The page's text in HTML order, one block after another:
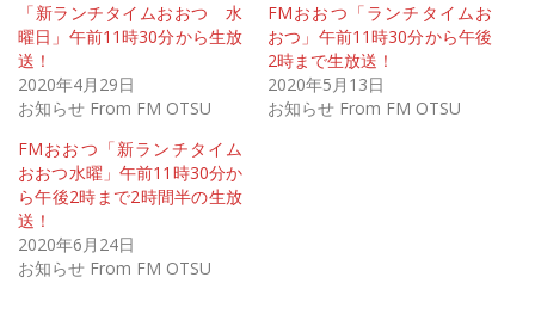
「新ランチタイムおおつ 水
曜日」午前11時30分から生放
送！
2020年4月29日
お知らせ From FM OTSU
FMおおつ「ランチタイムお
おつ」午前11時30分から午後
2時まで生放送！
2020年5月13日
お知らせ From FM OTSU
FMおおつ「新ランチタイム
おおつ水曜」午前11時30分か
ら午後2時まで2時間半の生放
送！
2020年6月24日
お知らせ From FM OTSU